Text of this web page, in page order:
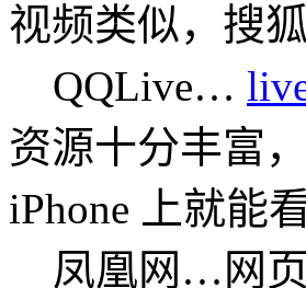
视频类似，搜
QQLive…
资源十分丰富
iPhone 上就能
凤凰网…网页